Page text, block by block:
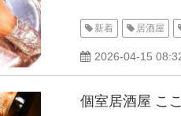
新着 居酒屋
2026-04-15
個室居酒屋 こ